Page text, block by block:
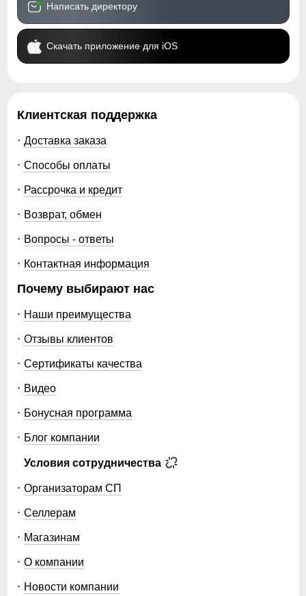
Написать директору
Скачать приложение для iOS
Клиентская поддержка
Доставка заказа
Способы оплаты
Рассрочка и кредит
Возврат, обмен
Вопросы - ответы
Контактная информация
Почему выбирают нас
Наши преимущества
Отзывы клиентов
Сертификаты качества
Видео
Бонусная программа
Блог компании
Условия сотрудничества
Организаторам СП
Селлерам
Магазинам
О компании
Новости компании